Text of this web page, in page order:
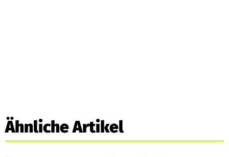
Ähnliche Artikel